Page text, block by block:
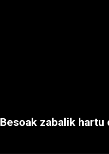
Besoak zabalik hartu